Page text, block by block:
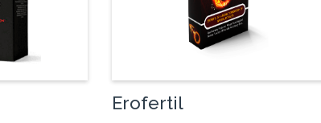
Erofertil